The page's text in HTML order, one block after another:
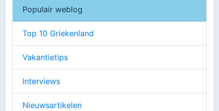
Populair weblog
Top 10 Griekenland
Vakantietips
Interviews
Nieuwsartikelen